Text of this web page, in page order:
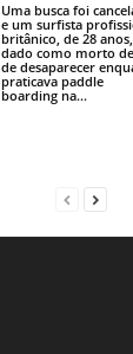
Uma busca foi
e um surfista
britânico, de 28
dado como morto
de desaparecer
praticava paddle
boarding na...